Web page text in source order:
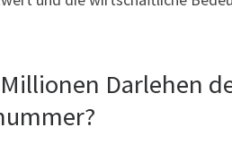
Darlehen